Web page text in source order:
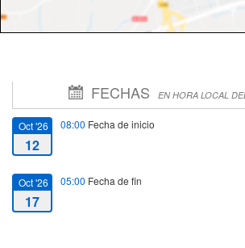
FECHAS EN HORA LOCAL
Oct '26
12
08:00 Fecha de inicio
Oct '26
17
05:00 Fecha de fin